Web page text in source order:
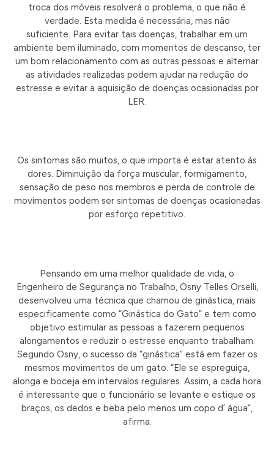
troca dos móveis resolverá o problema, o que não é
verdade. Esta medida é necessária, mas não
suficiente. Para evitar tais doenças, trabalhar em um
ambiente bem iluminado, com momentos de descanso, ter
um bom relacionamento com as outras pessoas e alternar
as atividades realizadas podem ajudar na redução do
estresse e evitar a aquisição de doenças ocasionadas por
LER.
Os sintomas são muitos, o que importa é estar atento às
dores. Diminuição da força muscular, formigamento,
sensação de peso nos membros e perda de controle de
movimentos podem ser sintomas de doenças ocasionadas
por esforço repetitivo.
Pensando em uma melhor qualidade de vida, o
Engenheiro de Segurança no Trabalho, Osny Telles Orselli,
desenvolveu uma técnica que chamou de ginástica, mais
especificamente como “Ginástica do Gato” e tem como
objetivo estimular as pessoas a fazerem pequenos
alongamentos e reduzir o estresse enquanto trabalham.
Segundo Osny, o sucesso da “ginástica” está em fazer os
mesmos movimentos de um gato. “Ele se espreguiça,
alonga e boceja em intervalos regulares. Assim, a cada hora
é interessante que o funcionário se levante e estique os
braços, os dedos e beba pelo menos um copo d´ água”,
afirma.